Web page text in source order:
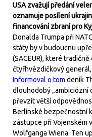
USA zvažují předání
oznamuje posílení
financování zbraní pro
Donalda Trumpa při
státy by v budoucnu
(SACEUR), které
čtyřhvězdičkový
Informoval o tom deník
dlouhodobý „ambiciózní
převzít větší
Berlínské bezpečnostní
zástupce při Vojenském
Wolfganga Wiena. Ten